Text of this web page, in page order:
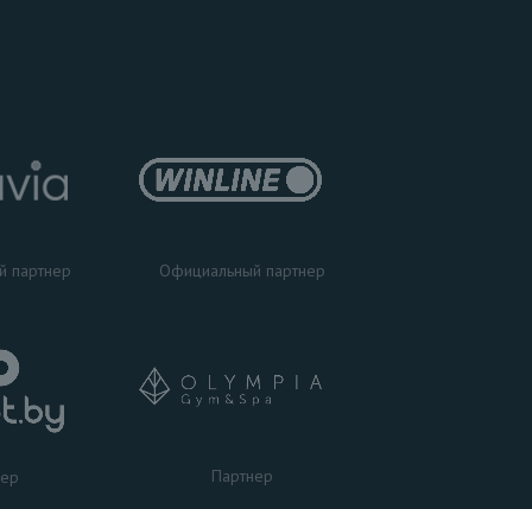
партнер Официальный партнер
Партнер